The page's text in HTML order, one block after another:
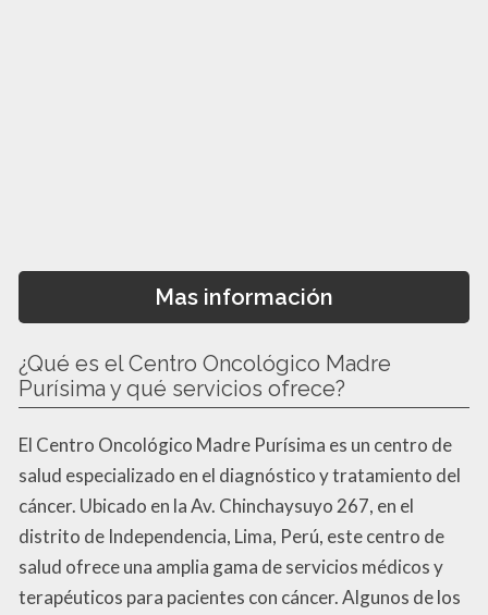
Mas información
¿Qué es el Centro Oncológico Madre
Purísima y qué servicios ofrece?
El Centro Oncológico Madre Purísima es un centro de
salud especializado en el diagnóstico y tratamiento del
cáncer. Ubicado en la Av. Chinchaysuyo 267, en el
distrito de Independencia, Lima, Perú, este centro de
salud ofrece una amplia gama de servicios médicos y
terapéuticos para pacientes con cáncer. Algunos de los